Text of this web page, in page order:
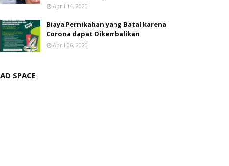
April 14, 2020
Biaya Pernikahan yang Batal karena
Corona dapat Dikembalikan
April 06, 2020
AD SPACE